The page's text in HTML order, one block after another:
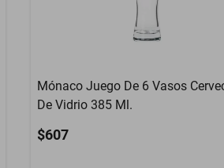
Mónaco Juego De 6 Vasos
De Vidrio 385 Ml.
$607